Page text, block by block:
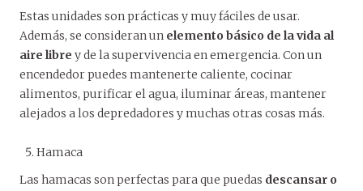
Estas unidades son prácticas y muy fáciles de usar.
Además, se consideran un elemento básico de la vida al
aire libre y de la supervivencia en emergencia. Con un
encendedor puedes mantenerte caliente, cocinar
alimentos, purificar el agua, iluminar áreas, mantener
alejados a los depredadores y muchas otras cosas más.
Hamaca
Las hamacas son perfectas para que puedas descansar o